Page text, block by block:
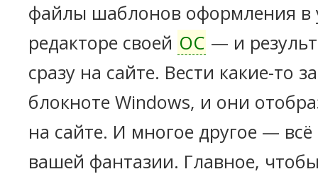
файлы шаблонов оформления в
редакторе своей ОС — и
сразу на сайте. Вести какие-то
блокноте Windows, и они
на сайте. И многое другое — всё
вашей фантазии. Главное,